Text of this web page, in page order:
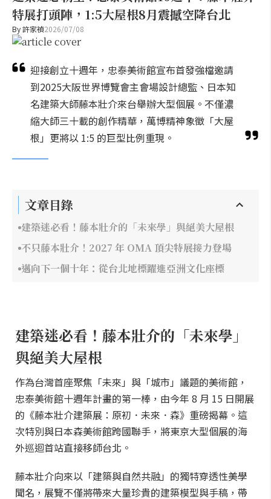
特展打頭陣，1:5大屋根8月震撼空降台北
By許家禎2026/07/08
迎接創立十週年，忠泰美術館宣布首發強檔邀請
到2025大阪世界博覽會主會場設計總監、日本知
名建築大師藤本壯介來台舉辦大型個展。不僅濃
縮大師三十載的創作精華，萬博精神象徵「大屋
根」更將以 1:5 的巨型比例重現。
文章目錄
建築迷必看！藤本壯介的「未來學」與絕美大屋根
不只藤本壯介！2027 年 OMA 頂尖特展接力登場
邁向下一個十年：從台北地標躍進亞洲文化座標
建築迷必看！藤本壯介的「未來學」
與絕美大屋根
作為台灣首座聚焦「未來」與「城市」議題的美術館，
忠泰美術館十週年計畫的第一棒，由今年 8 月 15 日開展
的《藤本壯介建築展：原初．未來．森》重磅揭幕。這
次特別與日本森美術館跨國聯手，將東京大型個展的海
外巡迴首站直接移師台北。
藤本壯介向來以「建築與自然共融」的獨特穿透性美學
聞名，展覽不僅將帶來大量珍貴的建築模型與手稿，帶